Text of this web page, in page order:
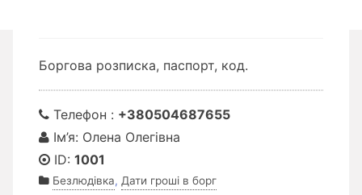
Боргова розписка, паспорт, код.
Телефон : +380504687655
Ім’я: Олена Олегівна
ID: 1001
Безлюдівка, Дати гроші в борг